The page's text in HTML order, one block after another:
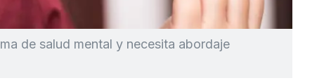
de salud mental y necesita abordaje